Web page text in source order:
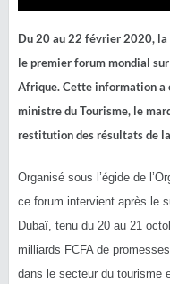
Du 20 au 22 février 2020,
le premier forum mondial
Afrique. Cette information a
ministre du Tourisme, le
restitution des résultats de
Organisé sous l’égide de
ce forum intervient après le
Dubaï, tenu du 20 au 21
milliards FCFA de
dans le secteur du tourisme